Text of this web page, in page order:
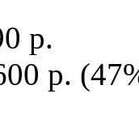
р.
р.